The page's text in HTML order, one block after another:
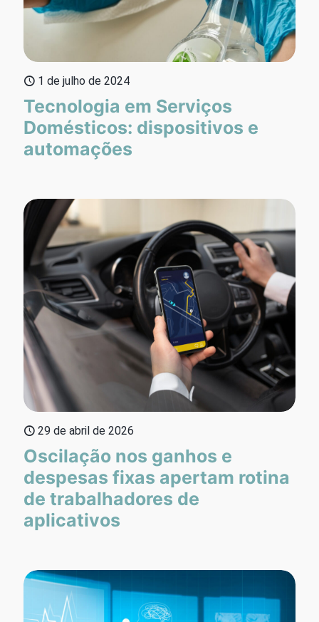
1 de julho de 2024
Tecnologia em Serviços
Domésticos: dispositivos e
automações
29 de abril de 2026
Oscilação nos ganhos e
despesas fixas apertam rotina
de trabalhadores de
aplicativos